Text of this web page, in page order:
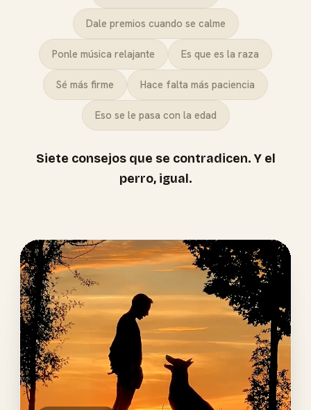
Dale premios cuando se calme
Ponle música relajante Es que es la raza
Sé más firme Hace falta más paciencia
Eso se le pasa con la edad
Siete consejos que se contradicen. Y el
perro, igual.